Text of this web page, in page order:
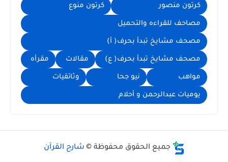
كرتون منصور كرتون منوع
مصاحف للقراءه والتحميل
مصحف مشايخ تبدأ بحرف( أ)
مصحف مشايخ تبدأ بحرف( ع) مقالات مقرأه
مواهب نيو جحا وثائقيات
يوميات عبدالرحمن و أحلام
جميع الحقوق محفوظة © شارح القرآن